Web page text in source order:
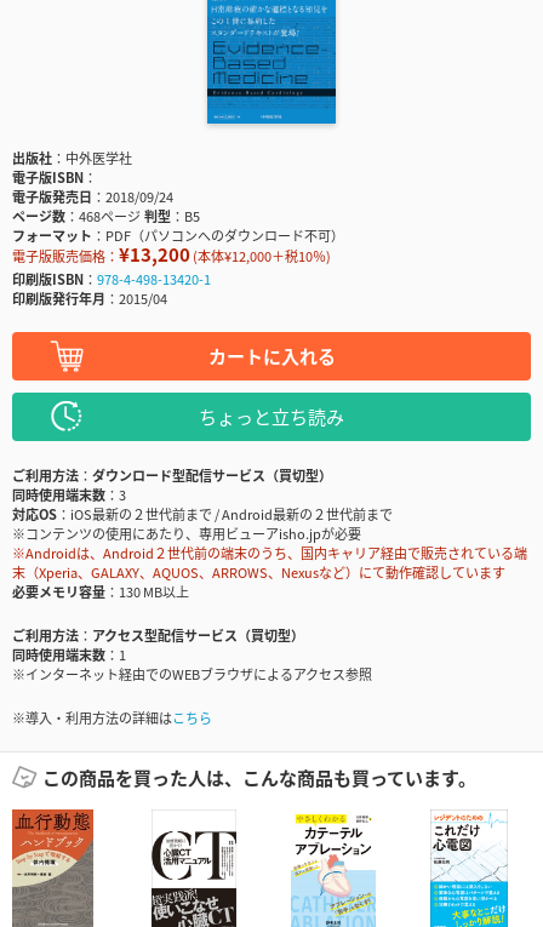
出版社
中外医学社
電子版ISBN
電子版発売日
2018/09/24
ページ数
468ページ判型
B5
フォーマット
PDF（パソコンへのダウンロード不可）
電子版販売価格： ¥13,200(本体¥12,000＋税10％)
印刷版ISBN
978-4-498-13420-1
印刷版発行年月
2015/04
カートに入れる
ちょっと立ち読み
ご利用方法
ダウンロード型配信サービス（買切型）
同時使用端末数
3
対応OS
iOS最新の２世代前まで / Android最新の２世代前まで
※コンテンツの使用にあたり、専用ビューアisho.jpが必要
※Androidは、Android２世代前の端末のうち、国内キャリア経由で販売されている端
末（Xperia、GALAXY、AQUOS、ARROWS、Nexusなど）にて動作確認しています
必要メモリ容量
130 MB以上
ご利用方法
アクセス型配信サービス（買切型）
同時使用端末数
1
※インターネット経由でのWEBブラウザによるアクセス参照
※導入・利用方法の詳細はこちら
この商品を買った人は、こんな商品も買っています。